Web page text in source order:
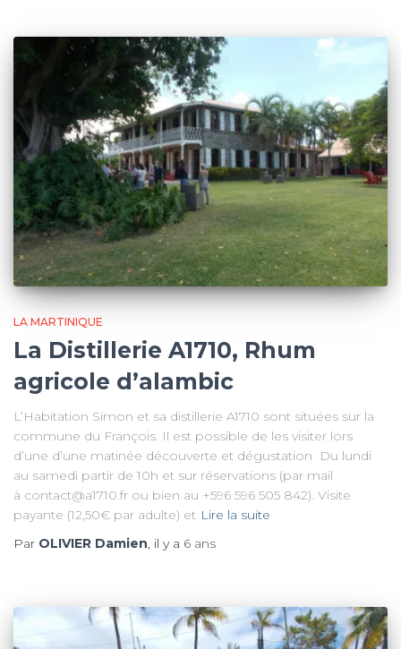
LA MARTINIQUE
La Distillerie A1710, Rhum
agricole d’alambic
L’Habitation Simon et sa distillerie A1710 sont situées sur la
commune du François. Il est possible de les visiter lors
d’une d’une matinée découverte et dégustation Du lundi
au samedi partir de 10h et sur réservations (par mail
à contact@a1710.fr ou bien au +596 596 505 842). Visite
payante (12,50€ par adulte) et Lire la suite
Par OLIVIER Damien, il y a 6 ans